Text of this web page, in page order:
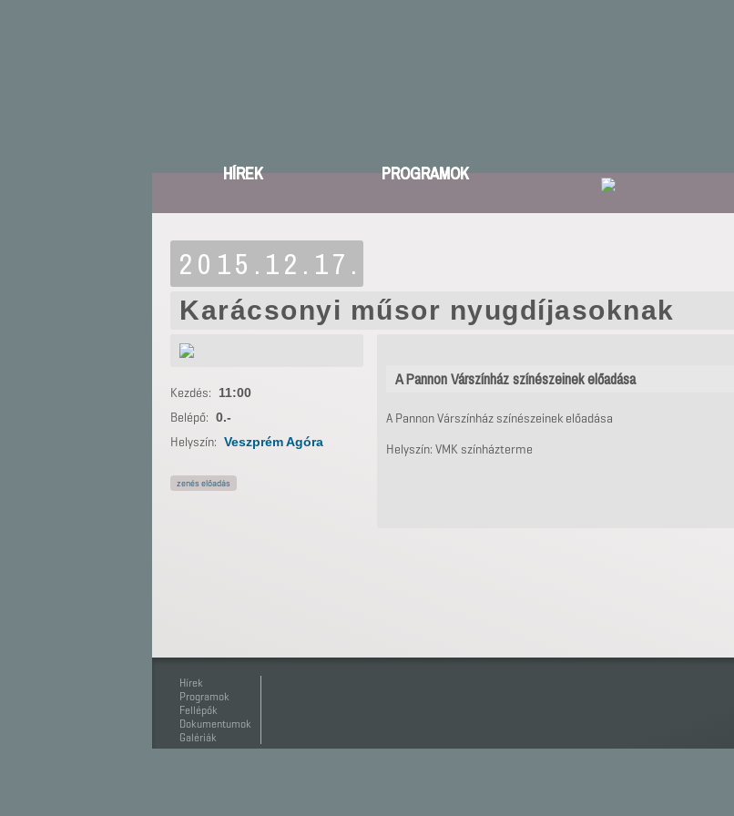
HÍREK PROGRAMOK
2015.12.17.
Karácsonyi műsor nyugdíjasoknak
A Pannon Várszínház színészeinek előadása
A Pannon Várszínház színészeinek előadása
Helyszín: VMK színházterme
Kezdés: 11:00
Belépő: 0.-
Helyszín: Veszprém Agóra
zenés előadás
Hírek
Programok
Fellépők
Dokumentumok
Galériák